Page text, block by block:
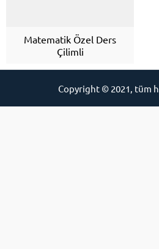
Matematik Özel Ders
Çilimli
Copyright © 2021, tüm